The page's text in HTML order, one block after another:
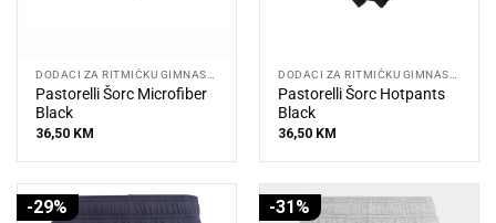
DODACI ZA RITMIČKU GIMNASTIKU
Pastorelli Šorc Microfiber
Black
36,50 KM
DODACI ZA RITMIČKU GIMNASTIKU
Pastorelli Šorc Hotpants
Black
36,50 KM
-29% -31%